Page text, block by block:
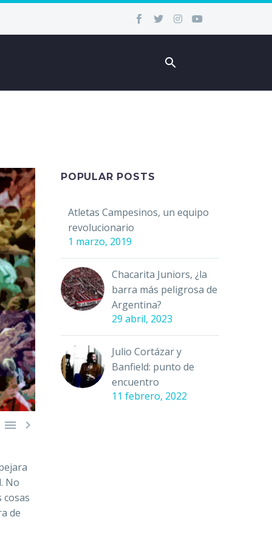
 
No
cosas
de
POPULAR POSTS
Atletas Campesinos, un equipo
revolucionario
1 marzo, 2019
Chacarita Juniors, ¿la
barra más peligrosa de
Argentina?
29 abril, 2023
Julio Cortázar y
Banfield: punto de
encuentro
11 febrero, 2022